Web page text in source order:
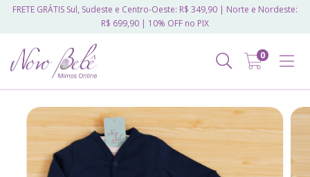
FRETE GRÁTIS Sul, Sudeste e Centro-Oeste: R$ 349,90 | Norte e Nordeste:
R$ 699,90 | 10% OFF no PIX
0